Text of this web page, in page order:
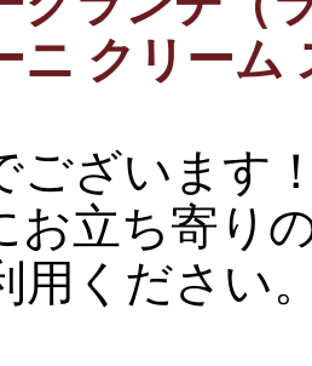
ニ クリーム
ございます
お立ち寄り
用ください